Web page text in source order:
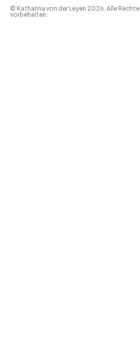
© Katharina von der Leyen 2026. Alle Rechte
vorbehalten.